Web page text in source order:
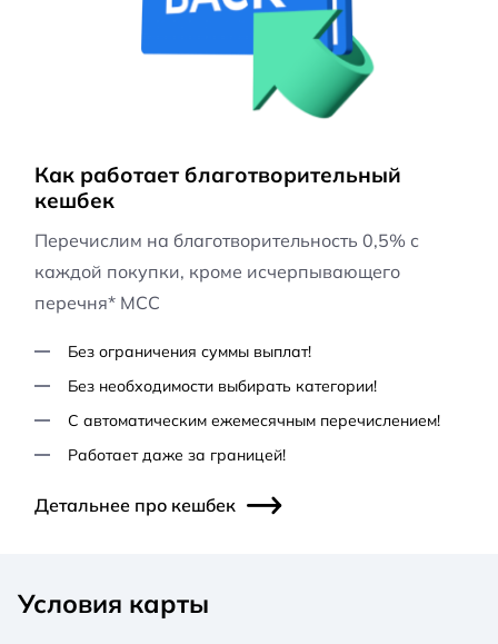
Как работает благотворительный
кешбек
Перечислим на благотворительность 0,5% с
каждой покупки, кроме исчерпывающего
перечня* MCC
Без ограничения суммы выплат!
Без необходимости выбирать категории!
С автоматическим ежемесячным перечислением!
Работает даже за границей!
Детальнее про кешбек
Условия карты